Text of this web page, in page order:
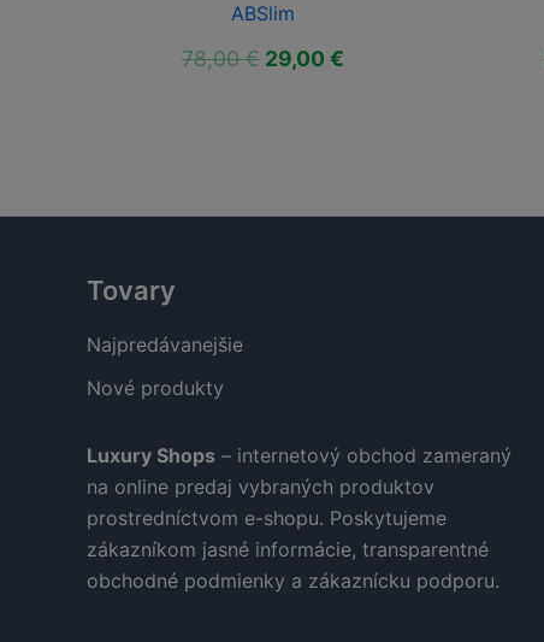
ABSlim
78,00€ Pôvodná
29,00 €Aktuálna
Tovary
Najpredávanejšie
Nové produkty
Luxury Shops – internetový obchod zameraný
na online predaj vybraných produktov
prostredníctvom e-shopu. Poskytujeme
zákazníkom jasné informácie, transparentné
obchodné podmienky a zákaznícku podporu.